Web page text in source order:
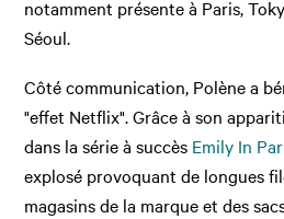
notamment présente à Paris,
Séoul.
Côté communication, Polène a
"effet Netflix". Grâce à son
dans la série à succès Emily In
explosé provoquant de longues
magasins de la marque et des